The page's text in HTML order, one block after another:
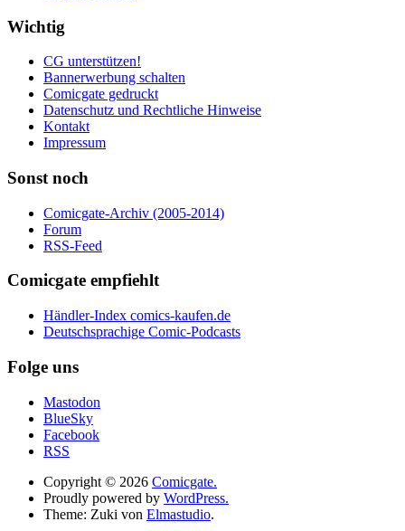
Wichtig
CG unterstützen!
Bannerwerbung schalten
Comicgate gedruckt
Datenschutz und Rechtliche Hinweise
Kontakt
Impressum
Sonst noch
Comicgate-Archiv (2005-2014)
Forum
RSS-Feed
Comicgate empfiehlt
Händler-Index comics-kaufen.de
Deutschsprachige Comic-Podcasts
Folge uns
Mastodon
BlueSky
Facebook
RSS
Copyright © 2026 Comicgate.
Proudly powered by WordPress.
Theme: Zuki von Elmastudio.